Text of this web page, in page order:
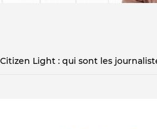
Citizen Light : qui sont les